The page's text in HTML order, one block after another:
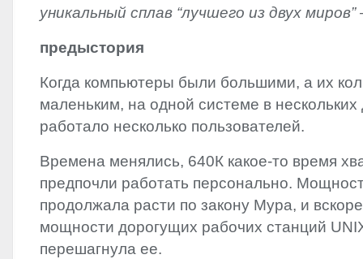
уникальный сплав‭ “лучшего из двух миров‭”
предыстория
Когда компьютеры были большими,‭ ‬а их
‬маленьким,‭ ‬на одной системе в нескольких
работало несколько пользователей.
Времена менялись,‭ ‬640К какое-то время
предпочли работать персонально.‭
продолжала расти по закону Мура,‭ ‬и
мощности дорогущих рабочих станций
перешагнула ее.